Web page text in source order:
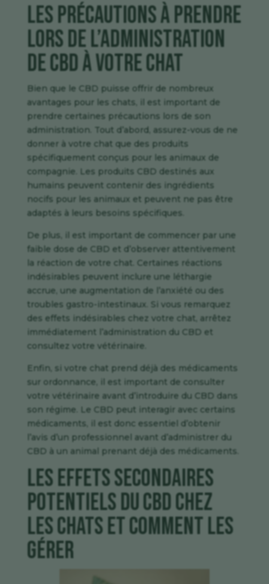
Les précautions à prendre
lors de l’administration
de CBD à votre chat
Bien que le CBD puisse offrir de nombreux
avantages pour les chats, il est important de
prendre certaines précautions lors de son
administration. Tout d’abord, assurez-vous de ne
donner à votre chat que des produits
spécifiquement conçus pour les animaux de
compagnie. Les produits CBD destinés aux
humains peuvent contenir des ingrédients
nocifs pour les animaux et peuvent ne pas être
adaptés à leurs besoins spécifiques.
De plus, il est important de commencer par une
faible dose de CBD et d’observer attentivement
la réaction de votre chat. Certaines réactions
indésirables peuvent inclure une léthargie
accrue, une augmentation de l’anxiété ou des
troubles gastro-intestinaux. Si vous remarquez
des effets indésirables chez votre chat, arrêtez
immédiatement l’administration du CBD et
consultez votre vétérinaire.
Enfin, si votre chat prend déjà des médicaments
sur ordonnance, il est important de consulter
votre vétérinaire avant d’introduire du CBD dans
son régime. Le CBD peut interagir avec certains
médicaments, il est donc essentiel d’obtenir
l’avis d’un professionnel avant d’administrer du
CBD à un animal prenant déjà des médicaments.
Les effets secondaires
potentiels du CBD chez
les chats et comment les
gérer